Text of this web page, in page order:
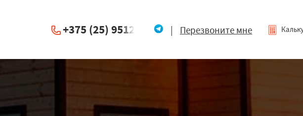
+375 (25) 951234 | Перезвоните мне